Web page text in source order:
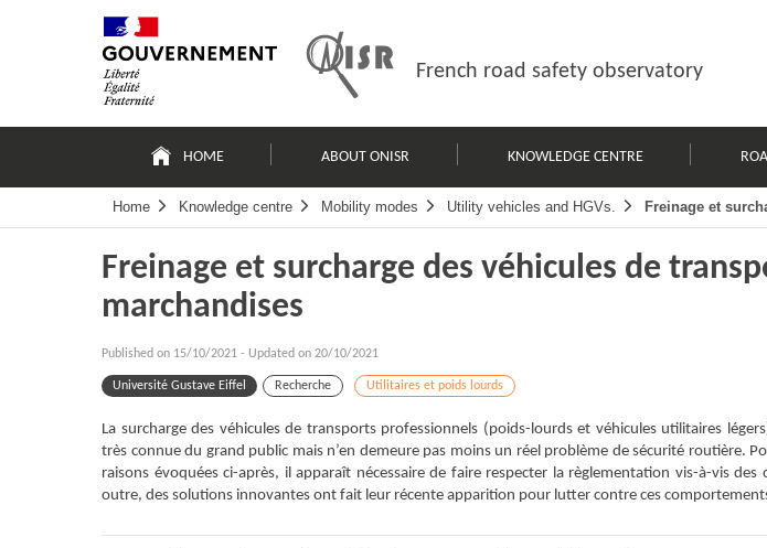
French road safety observatory
principale
HOME ABOUT ONISR KNOWLEDGE CENTRE
Home Knowledge centre Mobility modes Utility vehicles and HGVs. Freinage et
Freinage et surcharge des véhicules de
marchandises
Published on 15/10/2021 - Updated on 20/10/2021
Université Gustave Eiffel Recherche Utilitaires et poids lourds
La surcharge des véhicules de transports professionnels (poids-lourds et véhicules utilitaires
très connue du grand public mais n’en demeure pas moins un réel problème de sécurité routière.
raisons évoquées ci-après, il apparaît nécessaire de faire respecter la règlementation vis-à-vis des
outre, des solutions innovantes ont fait leur récente apparition pour lutter contre ces